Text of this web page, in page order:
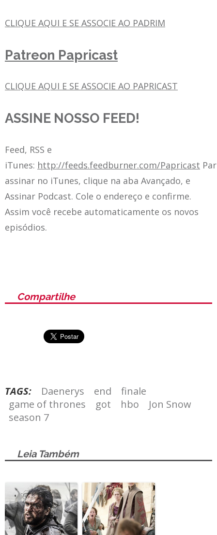
CLIQUE AQUI E SE ASSOCIE AO PADRIM
Patreon Papricast
CLIQUE AQUI E SE ASSOCIE AO PAPRICAST
ASSINE NOSSO FEED!
Feed, RSS e
iTunes: http://feeds.feedburner.com/Papricast
assinar no iTunes, clique na aba Avançado, e
Assinar Podcast. Cole o endereço e confirme.
Assim você recebe automaticamente os novos
episódios.
Compartilhe
TAGS: Daenerys end
finale
game of thrones
got hbo
Jon Snow
season 7
Leia Também